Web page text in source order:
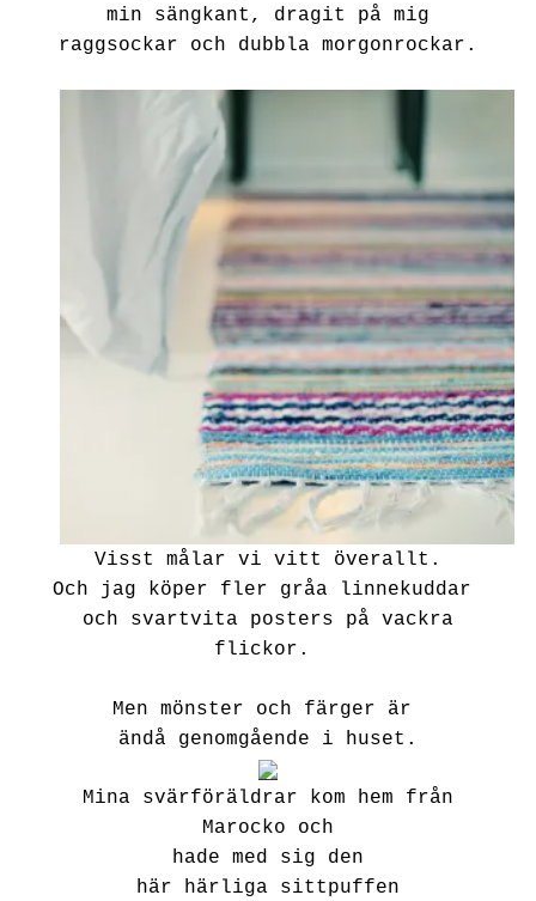
min sängkant,
dragit på mig
raggsockar och dubbla morgonrockar.
Visst målar vi vitt överallt.
Och jag köper fler gråa linnekuddar
och svartvita posters på vackra
flickor.
Men mönster och färger är
ändå genomgående i huset.
Mina svärföräldrar kom hem från
Marocko och
hade med sig den
här härliga sittpuffen